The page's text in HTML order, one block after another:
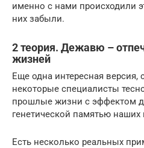
именно с нами происходили
них забыли.
2 теория. Дежавю –
жизней
Еще одна интересная версия,
некоторые специалисты
прошлые жизни с эффектом
генетической памятью наших
Есть несколько реальных